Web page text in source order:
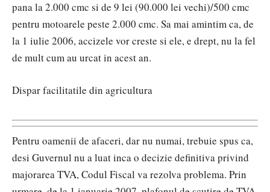
pana la 2.000 cmc si de 9 lei (90.000 lei vechi)/500 cmc
pentru motoarele peste 2.000 cmc. Sa mai amintim ca, de
la 1 iulie 2006, accizele vor creste si ele, e drept, nu la fel
de mult cum au urcat in acest an.
Dispar facilitatile din agricultura
Pentru oamenii de afaceri, dar nu numai, trebuie spus ca,
desi Guvernul nu a luat inca o decizie definitiva privind
majorarea TVA, Codul Fiscal va rezolva problema. Prin